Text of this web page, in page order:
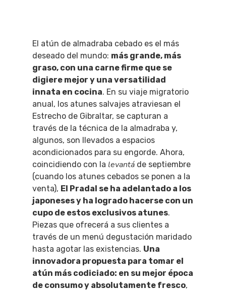
El atún de almadraba cebado es el más
deseado del mundo: más grande, más
graso, con una carne firme que se
digiere mejor y una versatilidad
innata en cocina. En su viaje migratorio
anual, los atunes salvajes atraviesan el
Estrecho de Gibraltar, se capturan a
través de la técnica de la almadraba y,
algunos, son llevados a espacios
acondicionados para su engorde. Ahora,
coincidiendo con la levantá de septiembre
(cuando los atunes cebados se ponen a la
venta), El Pradal se ha adelantado a los
japoneses y ha logrado hacerse con un
cupo de estos exclusivos atunes.
Piezas que ofrecerá a sus clientes a
través de un menú degustación maridado
hasta agotar las existencias. Una
innovadora propuesta para tomar el
atún más codiciado: en su mejor época
de consumo y absolutamente fresco,